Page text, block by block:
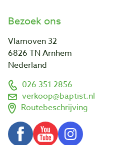
Bezoek ons
Vlamoven 32
6826 TN Arnhem
Nederland
026 351 2856
verkoop@baptist.nl
Routebeschrijving